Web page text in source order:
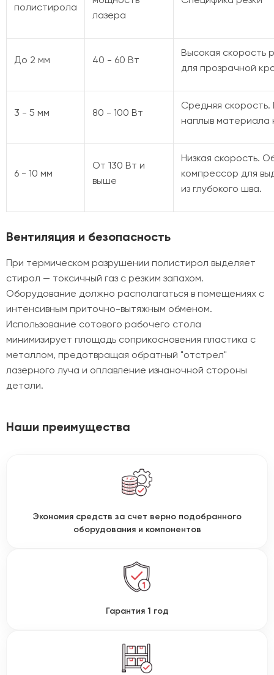
полистирола
лазера
До 2 мм 40 - 60 Вт
Высокая скорость
для прозрачной
3 - 5 мм 80 - 100 Вт
Средняя скорость.
наплыв материала
6 - 10 мм
От 130 Вт и
выше
Низкая скорость.
компрессор для
из глубокого шва.
Вентиляция и безопасность
При термическом разрушении полистирол выделяет
стирол — токсичный газ с резким запахом.
Оборудование должно располагаться в помещениях с
интенсивным приточно-вытяжным обменом.
Использование сотового рабочего стола
минимизирует площадь соприкосновения пластика с
металлом, предотвращая обратный "отстрел"
лазерного луча и оплавление изнаночной стороны
детали.
Наши преимущества
Экономия средств за счет верно подобранного
оборудования и компонентов
Гарантия 1 год